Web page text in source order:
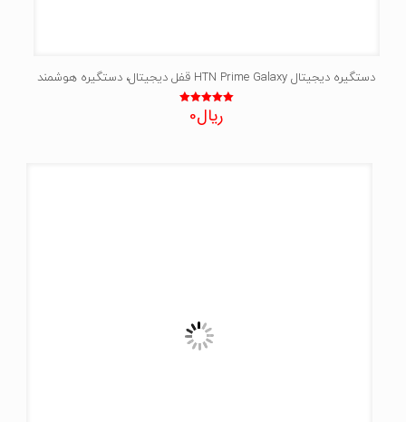
دستگیره دیجیتال HTN Prime Galaxy قفل دیجیتال، دستگیره هوشمند
نمره
5.00
ریال0